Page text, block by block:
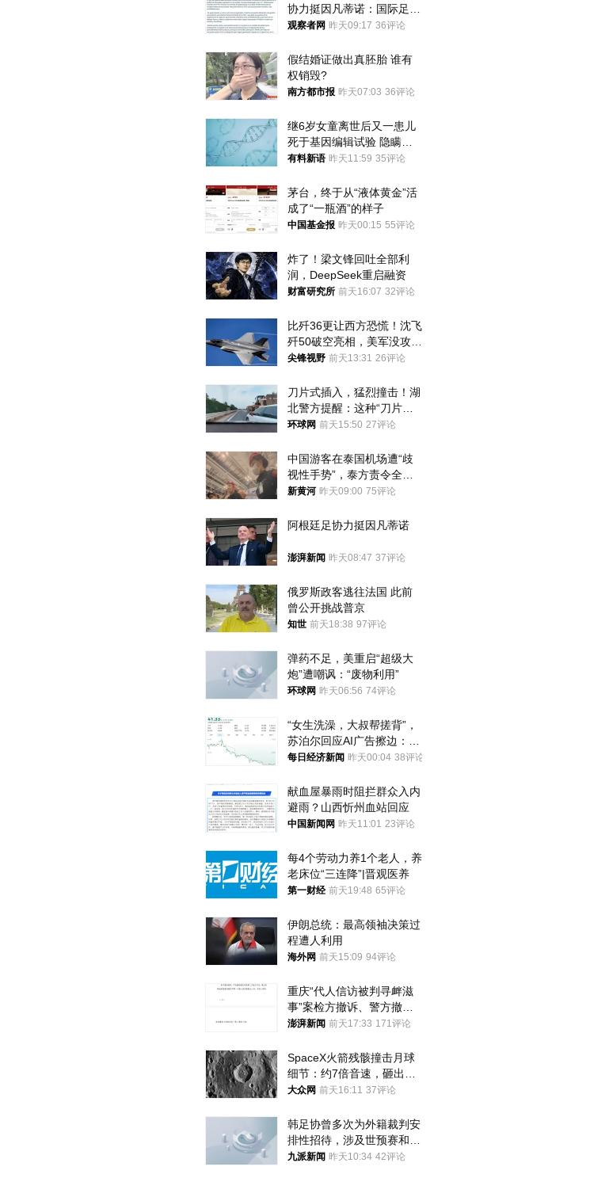
协力挺因凡蒂诺：国际足联
今后应继续在其领导下前行
观察者网 昨天09:17 36评论
假结婚证做出真胚胎 谁有
权销毁?
南方都市报 昨天07:03 36评论
继6岁女童离世后又一患儿
死于基因编辑试验 隐瞒一
年才对外披露
有料新语 昨天11:59 35评论
茅台，终于从“液体黄金”活
成了“一瓶酒”的样子
中国基金报 昨天00:15 55评论
炸了！梁文锋回吐全部利
润，DeepSeek重启融资
财富研究所 前天16:07 32评论
比歼36更让西方恐慌！沈飞
歼50破空亮相，美军没攻克
的技术被拿下
尖锋视野 前天13:31 26评论
刀片式插入，猛烈撞击！湖
北警方提醒：这种“刀片超
车”，太危险了
环球网 前天15:50 27评论
中国游客在泰国机场遭“歧
视性手势”，泰方责令全面
调查，对责任人采取最严厉
新黄河 昨天09:00 75评论
阿根廷足协力挺因凡蒂诺
澎湃新闻 昨天08:47 37评论
俄罗斯政客逃往法国 此前
曾公开挑战普京
知世 前天18:38 97评论
弹药不足，美重启“超级大
炮”遭嘲讽：“废物利用”
环球网 昨天06:56 74评论
“女生洗澡，大叔帮搓背”，
苏泊尔回应AI广告擦边：视
频全下架，已强化内容管理
每日经济新闻 昨天00:04 38评论
献血屋暴雨时阻拦群众入内
避雨？山西忻州血站回应
中国新闻网 昨天11:01 23评论
每4个劳动力养1个老人，养
老床位“三连降”|晋观医养
第一财经 前天19:48 65评论
伊朗总统：最高领袖决策过
程遭人利用
海外网 前天15:09 94评论
重庆“代人信访被判寻衅滋
事”案检方撤诉、警方撤
案，两被告人获国赔
澎湃新闻 前天17:33 171评论
SpaceX火箭残骸撞击月球
细节：约7倍音速，砸出直
径约30米撞击坑
大众网 前天16:11 37评论
韩足协曾多次为外籍裁判安
排性招待，涉及世预赛和奥
预赛，韩足协回应
九派新闻 昨天10:34 42评论